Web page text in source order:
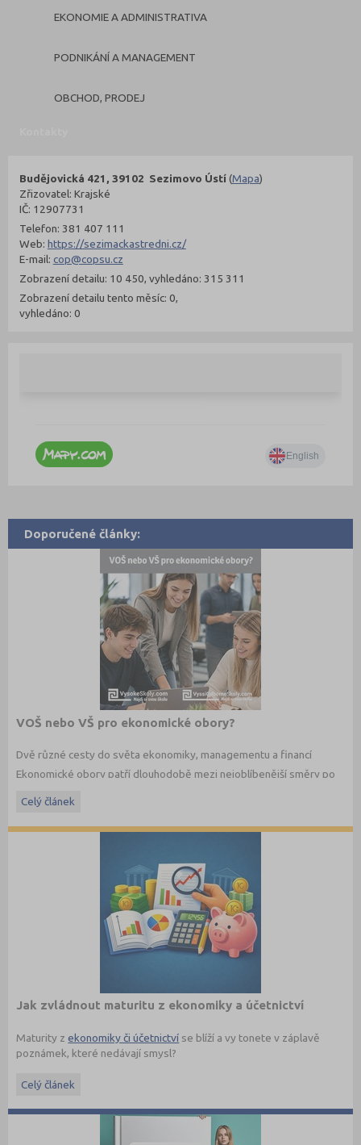
EKONOMIE A ADMINISTRATIVA
PODNIKÁNÍ A MANAGEMENT
OBCHOD, PRODEJ
Budějovická 421, 39102 Sezimovo Ústí(Mapa)
Zřizovatel: Krajské
IČ: 12907731
Telefon: 381 407 111
Web: https://sezimackastredni.cz/
E-mail: cop@copsu.cz
Zobrazení detailu: 10 450, vyhledáno: 315 311
Zobrazení detailu tento měsíc: 0,
vyhledáno: 0
Doporučené články:
VOŠ nebo VŠ pro ekonomické obory?
Dvě různé cesty do světa ekonomiky, managementu a financí
Ekonomické obory patří dlouhodobě mezi nejoblíbenější směry po
studovat, ale také jakým způsobem. Vedle vysokých škol dnes
ekonomické studium a úzké propojení s praxí.
Celý článek
Jak zvládnout maturitu z ekonomiky a účetnictví
Maturity zekonomiky či účetnictví se blíží a vy tonete v záplavě
poznámek, které nedávají smysl?
pojmům a umí je vysvětlit v souvislostech. Nejde jen o naučení
trh, podnik, bankovnictví nebo daňová soustava.
Právě šíře okruhů bývá důvodem, proč studenti často nevědí, kde
Celý článek